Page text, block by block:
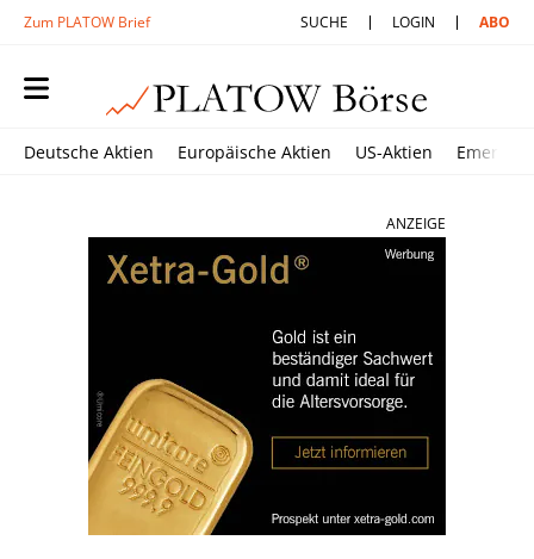
Zum PLATOW Brief SUCHE LOGIN ABO
Deutsche Aktien Europäische Aktien US-Aktien
ANZEIGE